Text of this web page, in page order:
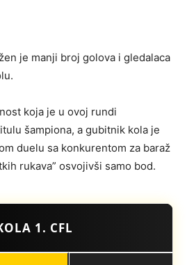
je manji broj golova i gledalaca
koja je u ovoj rundi
šampiona, a gubitnik kola je
duelu sa konkurentom za baraž
rukava” osvojivši samo bod.
1. CFL